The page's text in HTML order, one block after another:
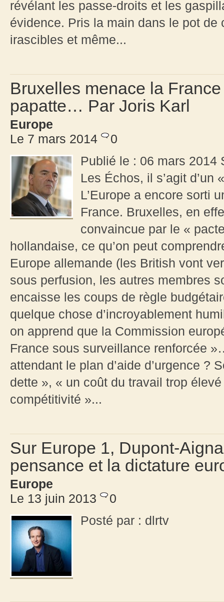
révélant les passe-droits et les
évidence. Pris la main dans le pot
irascibles et même...
Bruxelles menace la
papatte… Par Joris Karl
Europe
Le 7 mars 2014
0
Publié le : 06 mars 2014
Les Échos, il s’agit
L’Europe a encore sorti
France. Bruxelles, en
convaincue par le «
hollandaise, ce qu’on peut
Europe allemande (les British vont
sous perfusion, les autres membres
encaisse les coups de règle
quelque chose d’incroyablement
on apprend que la Commission
France sous surveillance renforcée
attendant le plan d’aide d’urgence ?
dette », « un coût du travail trop
compétitivité »...
Sur Europe 1, Dupont-
pensance et la dictature
Europe
Le 13 juin 2013
0
Posté par : dlrtv